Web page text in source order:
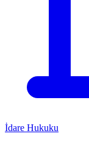
İdare Hukuku